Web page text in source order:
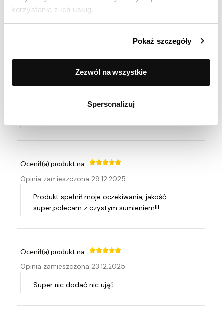
korzystania z ich usług.
Pokaż szczegóły
Zezwól na wszystkie
Spersonalizuj
Ocenił(a) produkt na
Opinia zamieszczona 10.02.2026
Ocenił(a) produkt na
Opinia zamieszczona 30.12.2025
Ocenił(a) produkt na
Opinia zamieszczona 29.12.2025
Produkt spełnił moje oczekiwania, jakość
super,polecam z czystym sumieniem!!!
Ocenił(a) produkt na
Opinia zamieszczona 23.12.2025
Super nic dodać nic ująć